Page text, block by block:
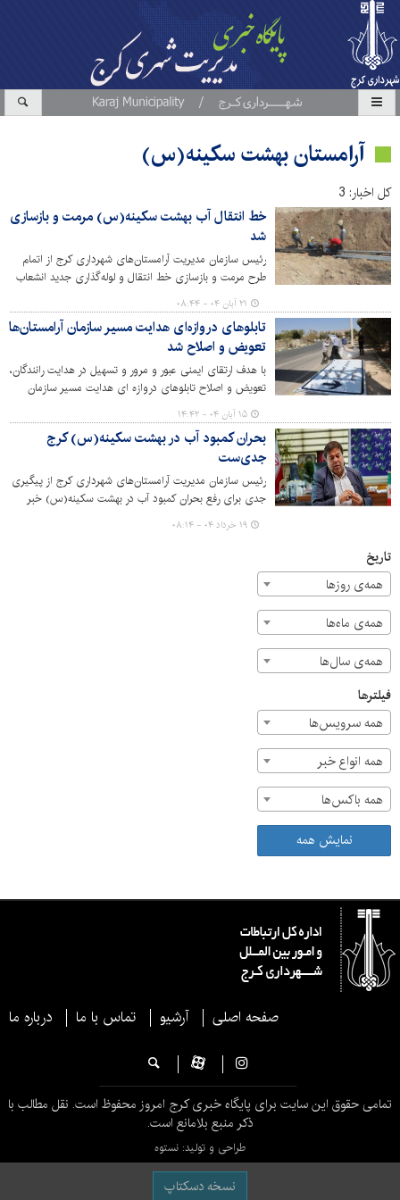
آرامستان بهشت سکینه(س)
کل اخبار: 3
خط انتقال آب بهشت سکینه(س) مرمت و بازسازی
شد
رئیس سازمان مدیریت آرامستان‌های شهرداری کرج از اتمام
طرح مرمت و بازسازی خط انتقال و لوله‌گذاری جدید انشعاب
آب آرامستان بهشت سکینه(س) خبر داد.
۲۱ آبان ۰۴ - ۰۸:۴۴
تابلوهای دروازه‌ای هدایت مسیر سازمان آرامستان‌ها
تعویض و اصلاح شد
با هدف ارتقای ایمنی عبور و مرور و تسهیل در هدایت رانندگان،
تعویض و اصلاح تابلوهای دروازه ای هدایت مسیر سازمان
مدیریت آرامستان‌ها اجرا شد.
۱۵ آبان ۰۴ - ۱۴:۴۲
بحران کمبود آب در بهشت سکینه(س) کرج
جدی‌ست
رئیس سازمان مدیریت آرامستان‌های شهرداری کرج از پیگیری
جدی برای رفع بحران کمبود آب در بهشت سکینه(س) خبر
داد. ۱۹ خرداد ۰۴ - ۰۸:۱۴
تاریخ
همه‌ی روزها
همه‌ی ماه‌ها
همه‌ی سال‌ها
فیلترها
همه سرویس‌ها
همه انواع خبر
همه باکس‌ها
نمایش همه
صفحه اصلی آرشیو تماس با ما درباره ما
تمامی حقوق این سایت برای پایگاه خبری کرج امروز محفوظ است. نقل مطالب با
ذکر منبع بلامانع است.
طراحی و تولید: نستوه
نسخه دسکتاپ